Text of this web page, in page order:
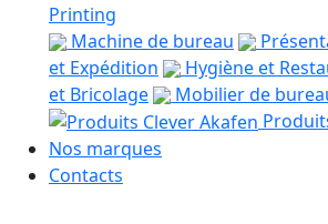
Printing
Machine de bureau
et Expédition
Hygiène et
et Bricolage
Mobilier de
Nos marques
Contacts